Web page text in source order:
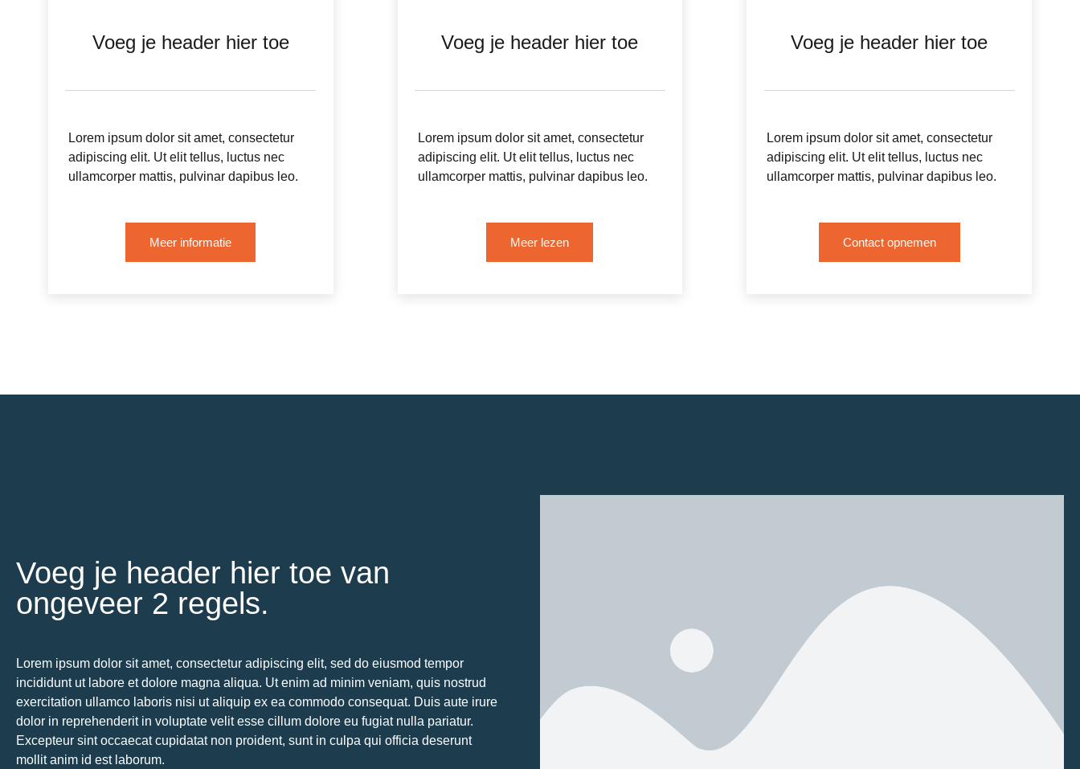
Voeg je header hier toe
Lorem ipsum dolor sit amet, consectetur
adipiscing elit. Ut elit tellus, luctus nec
ullamcorper mattis, pulvinar dapibus leo.
Meer informatie
Voeg je header hier toe
Lorem ipsum dolor sit amet, consectetur
adipiscing elit. Ut elit tellus, luctus nec
ullamcorper mattis, pulvinar dapibus leo.
Meer lezen
Voeg je header hier toe
Lorem ipsum dolor sit amet, consectetur
adipiscing elit. Ut elit tellus, luctus nec
ullamcorper mattis, pulvinar dapibus leo.
Contact opnemen
Voeg je header hier toe van
ongeveer 2 regels.
Lorem ipsum dolor sit amet, consectetur adipiscing elit, sed do eiusmod tempor
incididunt ut labore et dolore magna aliqua. Ut enim ad minim veniam, quis nostrud
exercitation ullamco laboris nisi ut aliquip ex ea commodo consequat. Duis aute irure
dolor in reprehenderit in voluptate velit esse cillum dolore eu fugiat nulla pariatur.
Excepteur sint occaecat cupidatat non proident, sunt in culpa qui officia deserunt
mollit anim id est laborum.